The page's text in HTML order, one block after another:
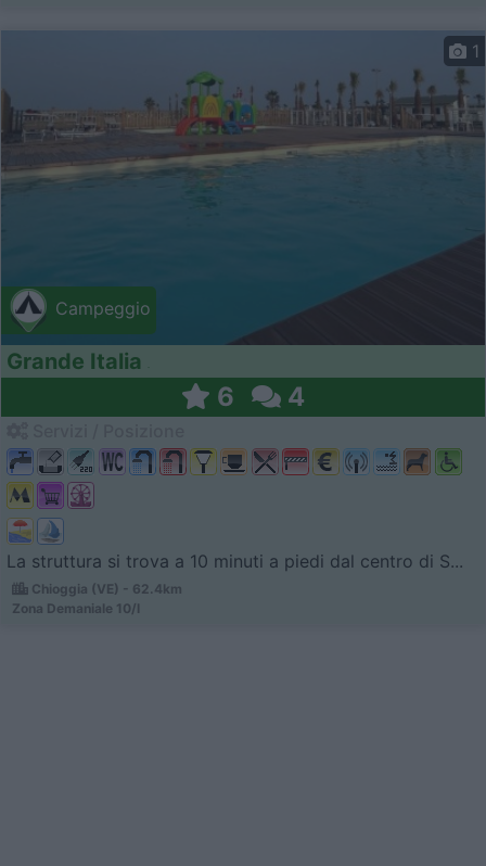
Campeggio
1
Grande Italia
6 4
La struttura si trova a 10 minuti a piedi dal centro di S...
Chioggia (VE) - 62.4km
Zona Demaniale 10/l